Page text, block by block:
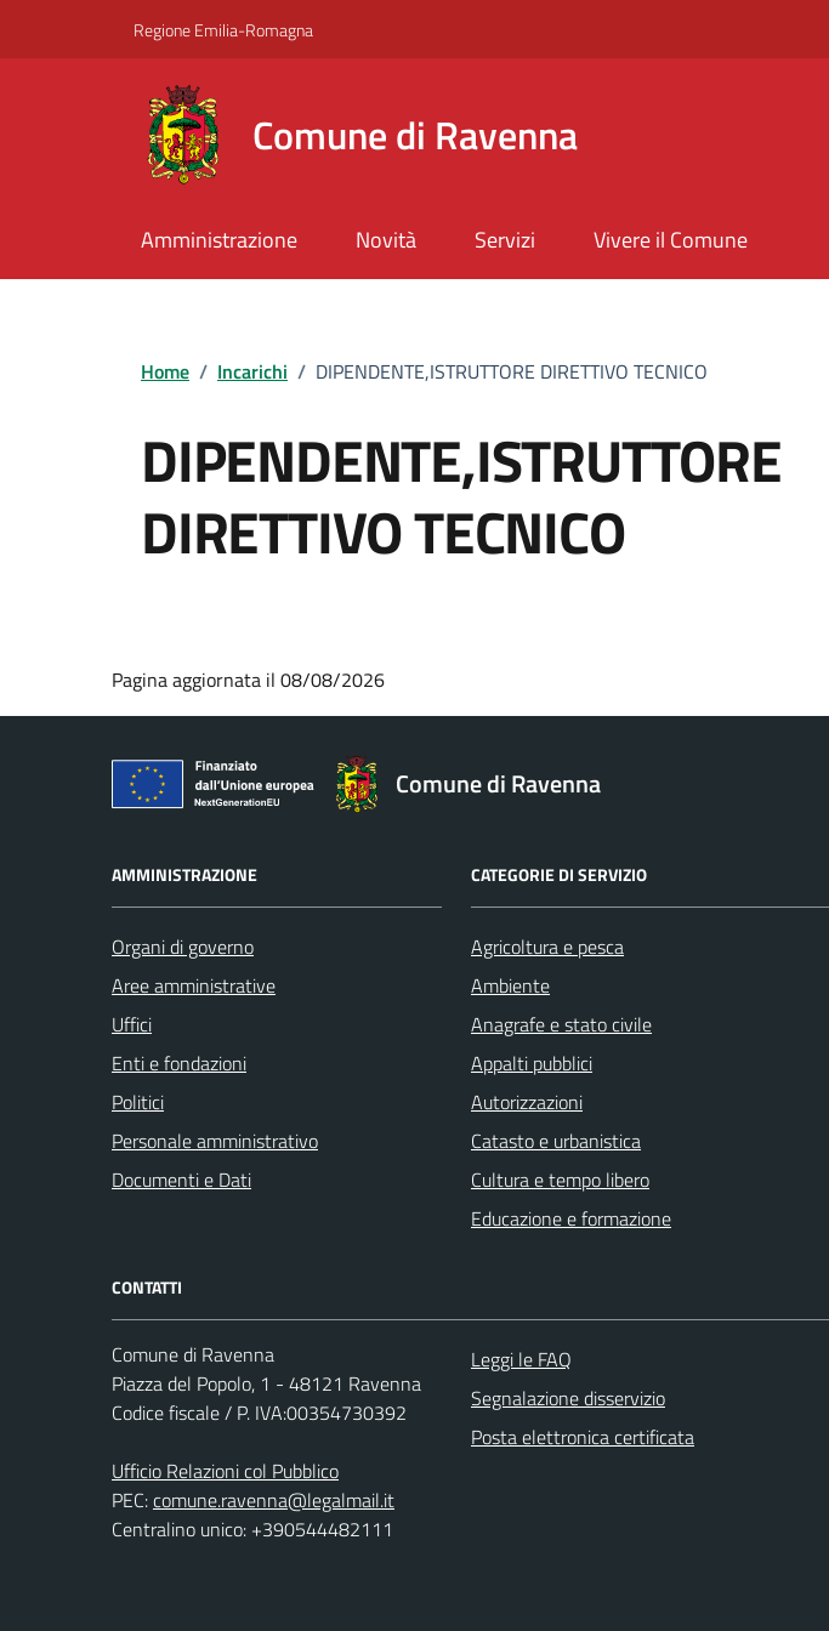
Regione Emilia-Romagna
Comune di Ravenna
Amministrazione Novità Servizi Vivere il Comune
Home / Incarichi / DIPENDENTE,ISTRUTTORE DIRETTIVO TECNICO
DIPENDENTE,ISTRUTTORE
DIRETTIVO TECNICO
Pagina aggiornata il 08/08/2026
Comune di Ravenna
AMMINISTRAZIONE
Organi di governo
Aree amministrative
Uffici
Enti e fondazioni
Politici
Personale amministrativo
Documenti e Dati
CATEGORIE DI SERVIZIO
Agricoltura e pesca
Ambiente
Anagrafe e stato civile
Appalti pubblici
Autorizzazioni
Catasto e urbanistica
Cultura e tempo libero
Educazione e formazione
CONTATTI
Comune di Ravenna
Piazza del Popolo, 1 - 48121 Ravenna
Codice fiscale / P. IVA:00354730392
Ufficio Relazioni col Pubblico
PEC:comune.ravenna@legalmail.it
Centralino unico: +390544482111
Leggi le FAQ
Segnalazione disservizio
Posta elettronica certificata